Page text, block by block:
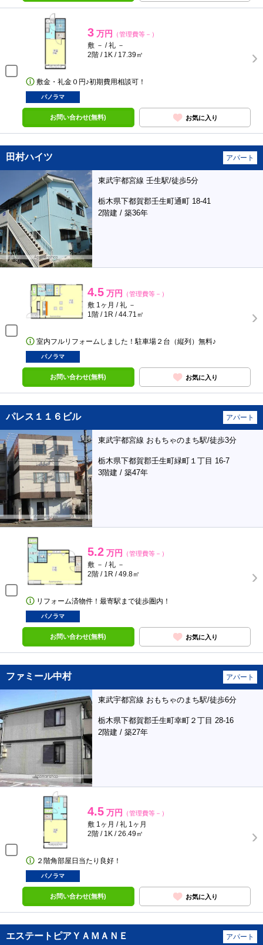
3 万円 （管理費等－）
敷 － / 礼 －
2階 / 1K / 17.39㎡
敷金・礼金０円♪初期費用相談可！
パノラマ
お問い合わせ(無料) お気に入り
田村ハイツ アパート
東武宇都宮線 壬生駅/徒歩5分
栃木県下都賀郡壬生町通町 18-41
2階建 / 築36年
4.5 万円 （管理費等－）
敷 1ヶ月 / 礼 －
1階 / 1R / 44.71㎡
室内フルリフォームしました！駐車場２台（縦列）無料♪
パノラマ
お問い合わせ(無料) お気に入り
パレス１１６ビル アパート
東武宇都宮線 おもちゃのまち駅/徒歩3分
栃木県下都賀郡壬生町緑町１丁目 16-7
3階建 / 築47年
5.2 万円 （管理費等－）
敷 － / 礼 －
2階 / 1R / 49.8㎡
リフォーム済物件！最寄駅まで徒歩圏内！
パノラマ
お問い合わせ(無料) お気に入り
ファミール中村 アパート
東武宇都宮線 おもちゃのまち駅/徒歩6分
栃木県下都賀郡壬生町幸町２丁目 28-16
2階建 / 築27年
4.5 万円 （管理費等－）
敷 1ヶ月 / 礼 1ヶ月
2階 / 1K / 26.49㎡
２階角部屋日当たり良好！
パノラマ
お問い合わせ(無料) お気に入り
エステートピアＹＡＭＡＮＥ アパート